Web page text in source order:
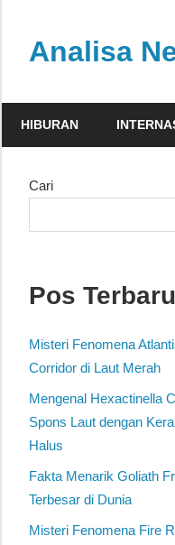
contentAnalisa
dan
dari
politik,
HIBURAN
Cari
Pos Terbaru
Misteri Fenomena
Corridor di Laut Merah
Mengenal Hexactinella
Spons Laut dengan
Halus
Fakta Menarik Goliath
Terbesar di Dunia
Misteri Fenomena Fire